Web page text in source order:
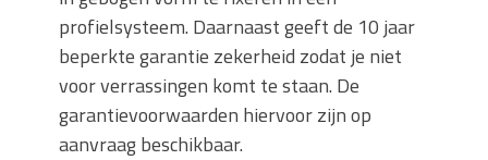
profielsysteem. Daarnaast geeft de 10 jaar
beperkte garantie zekerheid zodat je niet
voor verrassingen komt te staan. De
garantievoorwaarden hiervoor zijn op
aanvraag beschikbaar.